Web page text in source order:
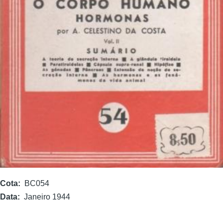
Cota
BC054
Data
Janeiro 1944